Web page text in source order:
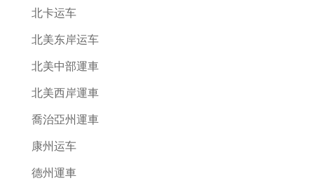
北卡运车
北美东岸运车
北美中部運車
北美西岸運車
喬治亞州運車
康州运车
德州運車